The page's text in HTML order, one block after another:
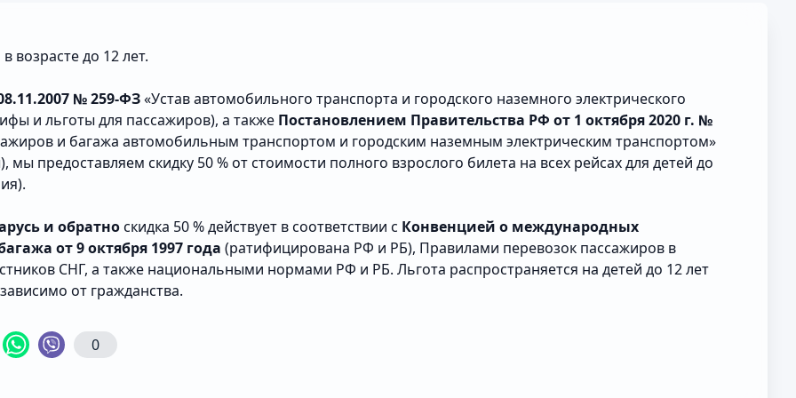
возрасте до 12 лет.
№ 259-ФЗ«Устав автомобильного транспорта и городского наземного электрического
и льготы для пассажиров), а также Постановлением Правительства РФ от 1 октября 2020 г. №
и багажа автомобильным транспортом и городским наземным электрическим транспортом»
предоставляем скидку 50 % от стоимости полного взрослого билета на всех рейсах для детей до
и обратноскидка 50 % действует в соответствии с Конвенцией о международных
от 9 октября 1997 года (ратифицирована РФ и РБ), Правилами перевозок пассажиров в
СНГ, а также национальными нормами РФ и РБ. Льгота распространяется на детей до 12 лет
от гражданства.
0